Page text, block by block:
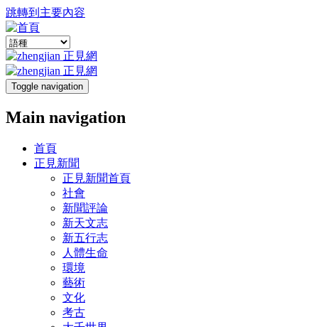
跳轉到主要內容
Toggle navigation
Main navigation
首頁
正見新聞
正見新聞首頁
社會
新聞評論
新天文志
新五行志
人體生命
環境
藝術
文化
考古